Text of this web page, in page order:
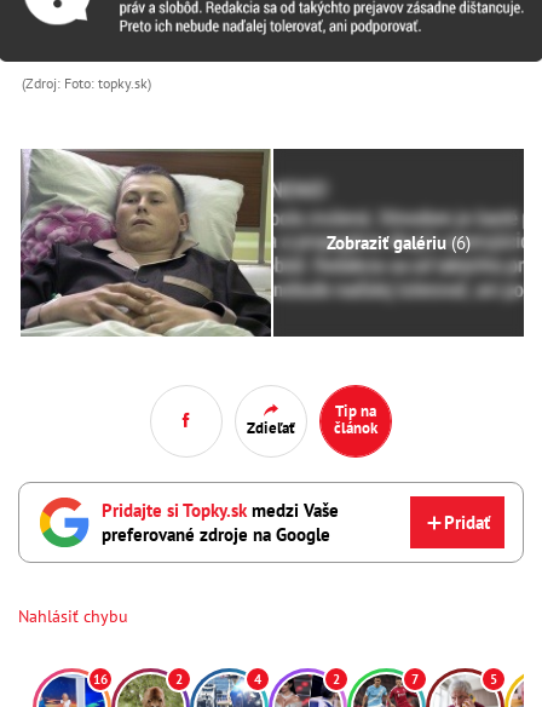
(Zdroj: Foto: topky.sk)
Zobraziť galériu(6)
Zdieľať
Tip na
článok
Pridajte si Topky.sk medzi Vaše
preferované zdroje na Google
Pridať
Nahlásiť chybu
16 2 4 2 7 5